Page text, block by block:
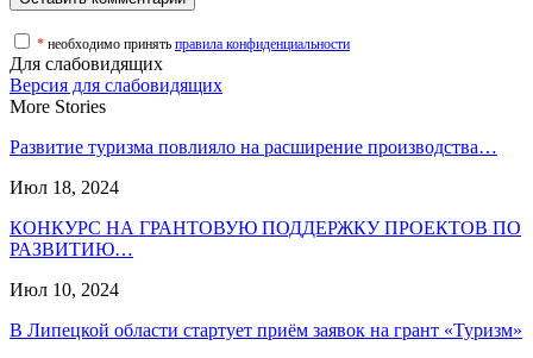
* необходимо принять правила конфиденциальности
Для слабовидящих
Версия для слабовидящих
More Stories
Развитие туризма повлияло на расширение производства…
Июл 18, 2024
КОНКУРС НА ГРАНТОВУЮ ПОДДЕРЖКУ ПРОЕКТОВ ПО
РАЗВИТИЮ…
Июл 10, 2024
В Липецкой области стартует приём заявок на грант «Туризм»